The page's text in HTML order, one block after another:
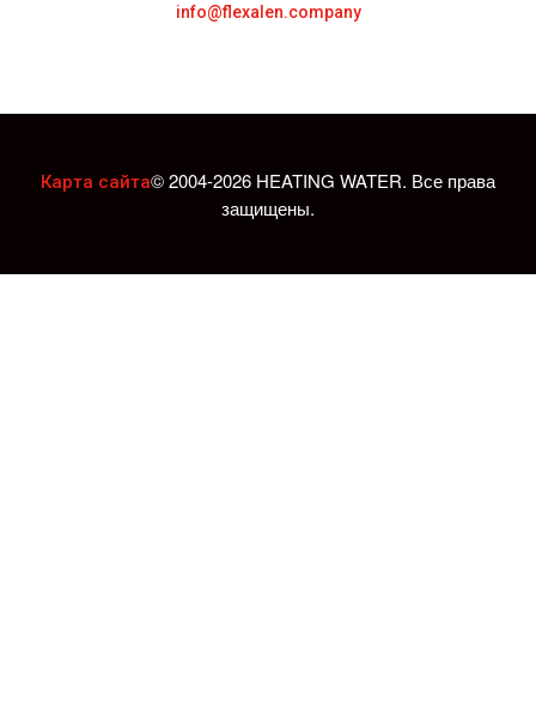
info@flexalen.company
Карта сайта© 2004-2026 HEATING WATER. Все права
защищены.